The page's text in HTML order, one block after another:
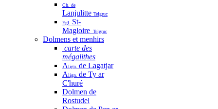
Ch. de
Lanjulitte Telgruc
Egl. St-
Magloire Telgruc
Dolmens et menhirs
carte des
mégalithes
Align. de Lagatjar
Align. de Ty ar
C'huré
Dolmen de
Rostudel